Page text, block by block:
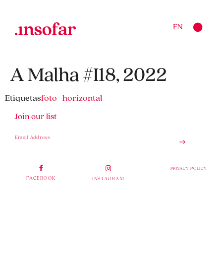
EN
A Malha #I18, 2022
Etiquetasfoto_horizontal
Join our list
FACEBOOK INSTAGRAM
PRIVACY POLICY